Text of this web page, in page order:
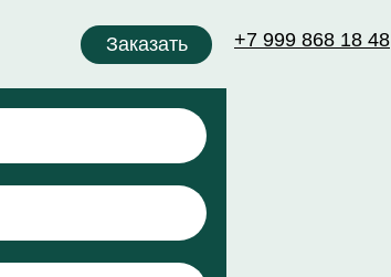
О бренде
+7 999 868 18 48
Заказать
заказ